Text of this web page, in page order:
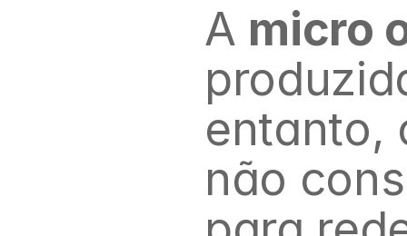
A micro
entanto,
não